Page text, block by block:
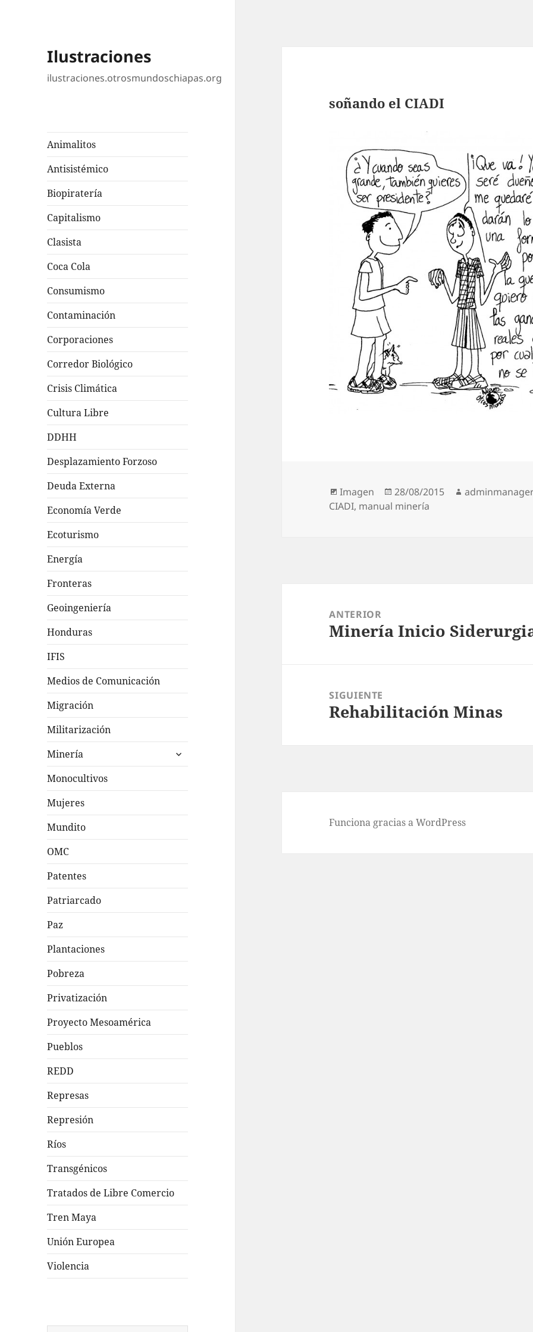
Ilustraciones
ilustraciones.otrosmundoschiapas.org
Animalitos
Antisistémico
Biopiratería
Capitalismo
Clasista
Coca Cola
Consumismo
Contaminación
Corporaciones
Corredor Biológico
Crisis Climática
Cultura Libre
DDHH
Desplazamiento Forzoso
Deuda Externa
Economía Verde
Ecoturismo
Energía
Fronteras
Geoingeniería
Honduras
IFIS
Medios de Comunicación
Migración
Militarización
Minería
expande
el
inferior
Monocultivos
Mujeres
Mundito
OMC
Patentes
Patriarcado
Paz
Plantaciones
Pobreza
Privatización
Proyecto Mesoamérica
Pueblos
REDD
Represas
Represión
Ríos
Transgénicos
Tratados de Libre Comercio
Tren Maya
Unión Europea
Violencia
soñando el CIADI
Formato
Imagen
Publicado
el
28/08/2015 Autor
CIADI, manual minería
entradas
ANTERIOR
Entrada
Minería Inicio
SIGUIENTE
Entrada
Rehabilitación Minas
Funciona gracias a WordPress